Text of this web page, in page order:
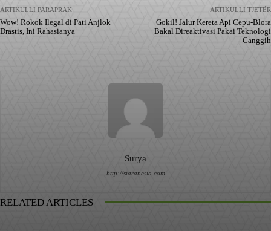
ARTIKULLI PARAPRAK
Wow! Rokok Ilegal di Pati Anjlok
Drastis, Ini Rahasianya
ARTIKULLI TJETËR
Gokil! Jalur Kereta Api Cepu-Blora
Bakal Direaktivasi Pakai Teknologi
Canggih
Surya
http://siaranesia.com
RELATED ARTICLES